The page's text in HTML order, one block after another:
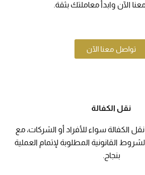
الآن وابدأ معاملتك بثقة.
تواصل معنا الآن
نقل الكفالة
الكفالة سواء للأفراد أو الشركات، مع
القانونية المطلوبة لإتمام العملية
بنجاح.